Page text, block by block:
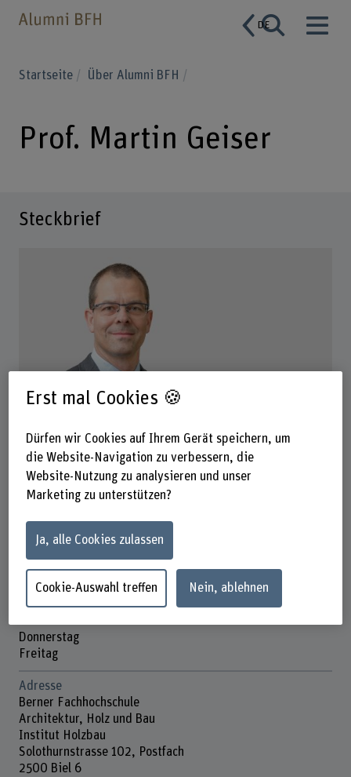
DE
Startseite Über Alumni BFH
Prof. Martin Geiser
Steckbrief
Fachgruppenleiter
Kontakt
+41 32 344 03 63
Präsenzzeit
Montag
Dienstag
Donnerstag
Freitag
Adresse
Berner Fachhochschule
Architektur, Holz und Bau
Institut Holzbau
Solothurnstrasse 102, Postfach
2500 Biel 6
Erst mal Cookies 🍪
Dürfen wir Cookies auf Ihrem Gerät speichern, um
die Website-Navigation zu verbessern, die
Website-Nutzung zu analysieren und unser
Marketing zu unterstützen?
Ja, alle Cookies zulassen
Cookie-Auswahl treffen Nein, ablehnen